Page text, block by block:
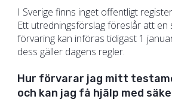
I Sverige finns inget offentligt
Ett utredningsförslag föreslår att en
förvaring kan införas tidigast 1
dess gäller dagens regler.
Hur förvarar jag mitt
och kan jag få hjälp med